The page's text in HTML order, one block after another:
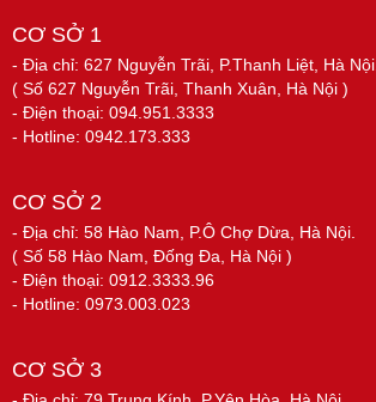
CƠ SỞ 1
- Địa chỉ: 627 Nguyễn Trãi, P.Thanh Liệt, Hà Nội.
( Số 627 Nguyễn Trãi, Thanh Xuân, Hà Nội )
- Điện thoại: 094.951.3333
- Hotline: 0942.173.333
CƠ SỞ 2
- Địa chỉ: 58 Hào Nam, P.Ô Chợ Dừa, Hà Nội.
( Số 58 Hào Nam, Đống Đa, Hà Nội )
- Điện thoại: 0912.3333.96
- Hotline: 0973.003.023
CƠ SỞ 3